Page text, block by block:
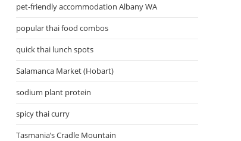
pet-friendly accommodation Albany WA
popular thai food combos
quick thai lunch spots
Salamanca Market (Hobart)
sodium plant protein
spicy thai curry
Tasmania’s Cradle Mountain